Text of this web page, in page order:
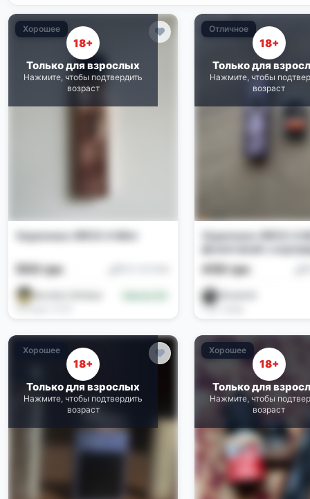
Хорошее
18+
Только для взрослых
Нажмите, чтобы подтвердить
возраст
Vaporesso XROS 4 Mini
550 грн
Сегодня, 14:02
Отличное
18+
Только для
Нажмите, чтобы
возраст
Vaporesso XROS 4
фіолетовий з
450 грн
2 дн. назад
Хорошее
18+
Только для взрослых
Нажмите, чтобы подтвердить
возраст
Хорошее
18+
Только для
Нажмите, чтобы
возраст